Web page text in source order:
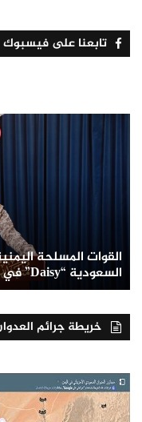
تابعنا على فيسبوك
القوات المسلحة
السعودية “Daisy” في خليج عدن بصاروخ باليستي
خريطة جرائم